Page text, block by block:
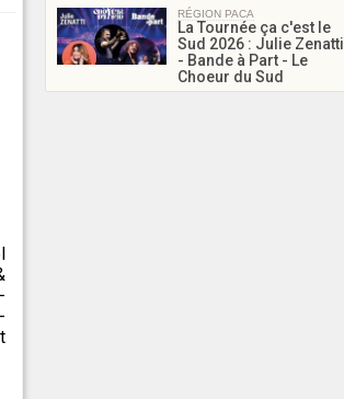
RÉGION PACA
La Tournée ça c'est le
Sud 2026 : Julie Zenatti
- Bande à Part - Le
Choeur du Sud